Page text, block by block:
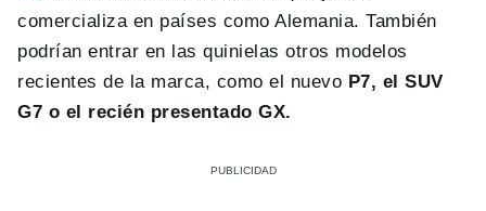
comercializa en países como Alemania. También
podrían entrar en las quinielas otros modelos
recientes de la marca, como el nuevo P7, el SUV
G7 o el recién presentado GX.